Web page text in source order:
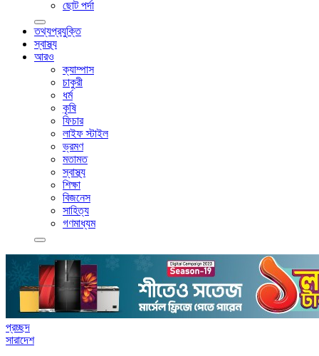
ছোট পর্দা
তথ্যপ্রযুক্তি
স্বাস্থ্য
আরও
ক্যাম্পাস
চাকুরী
ধর্ম
কৃষি
ফিচার
লাইফ স্টাইল
ভ্রমণ
মতামত
স্বাস্থ্য
শিক্ষা
বিজনেস
সাহিত্য
গণমাধ্যম
প্রচ্ছদ
সারাদেশ